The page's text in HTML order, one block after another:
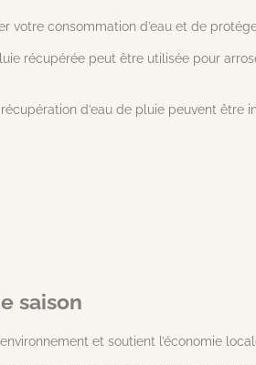
votre consommation d’eau et de
récupérée peut être utilisée pour
d’eau de pluie peuvent être
saison
et soutient l’économie